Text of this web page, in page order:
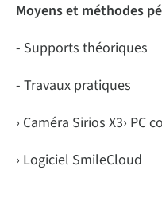
Moyens et méthodes
- Supports théoriques
- Travaux pratiques
› Caméra Sirios X3› PC
› Logiciel SmileCloud